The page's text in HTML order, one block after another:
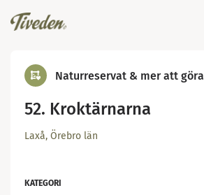
Naturreservat & mer att göra
52. Kroktärnarna
Laxå, Örebro län
KATEGORI